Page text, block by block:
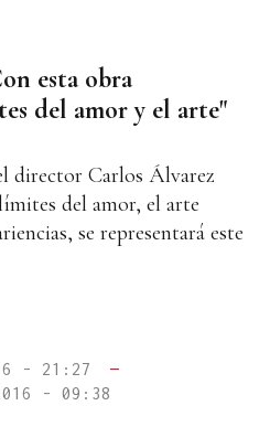
esta obra
del amor y el arte"
director Carlos Álvarez
del amor, el arte
se representará este
- 21:27
—
- 09:38